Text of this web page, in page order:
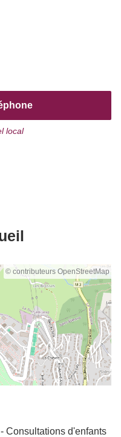
local
© contributeurs OpenStreetMap
Consultations d'enfants